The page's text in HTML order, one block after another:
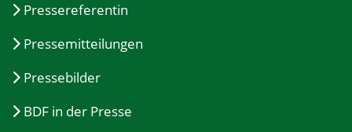
Pressereferentin
Pressemitteilungen
Pressebilder
BDF in der Presse